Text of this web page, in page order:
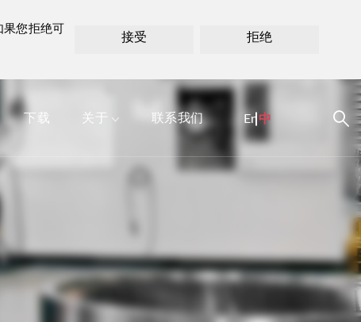
您拒绝可
接受 拒绝
下载 关于 联系我们 En 中